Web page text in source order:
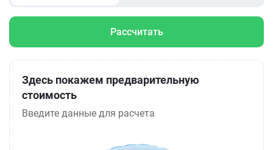
Рассчитать
Здесь покажем предварительную
стоимость
Введите данные для расчета